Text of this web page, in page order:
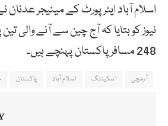
اسلام آباد ایئرپورٹ کے مینیجر
نیوز کو بتایا کہ آج چین سے آنے والی
248 مسافر پاکستان پہنچے ہیں۔
آرمچی اسکیننگ اسلام آباد پاکستان